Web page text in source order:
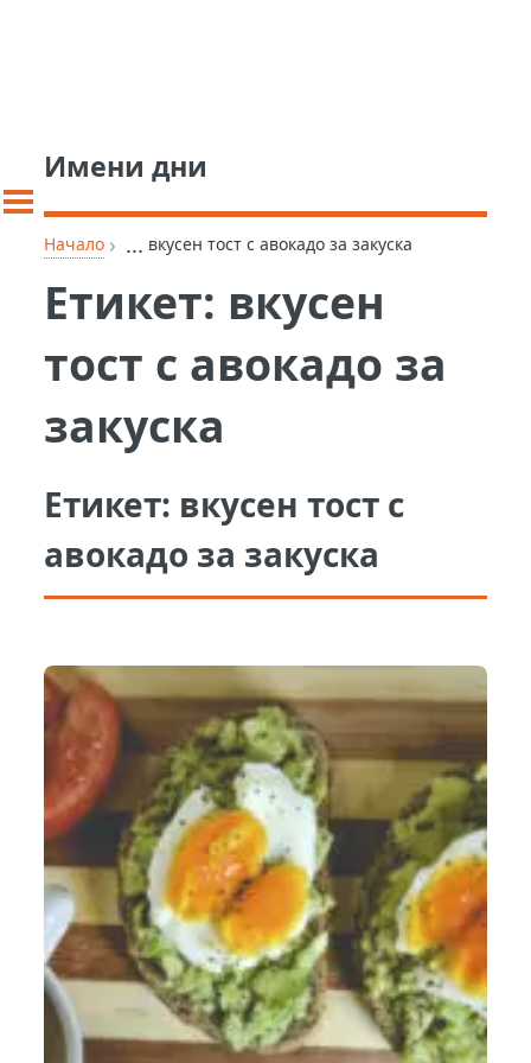
Имени дни
Начало › ... вкусен тост с авокадо за закуска
Етикет: вкусен
тост с авокадо за
закуска
Етикет: вкусен тост с
авокадо за закуска